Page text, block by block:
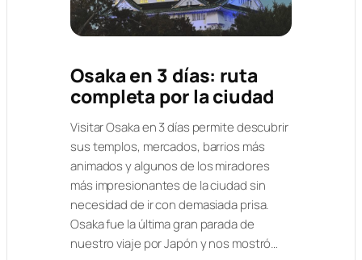
Osaka en 3 días: ruta
completa por la ciudad
Visitar Osaka en 3 días permite descubrir
sus templos, mercados, barrios más
animados y algunos de los miradores
más impresionantes de la ciudad sin
necesidad de ir con demasiada prisa.
Osaka fue la última gran parada de
nuestro viaje por Japón y nos mostró…